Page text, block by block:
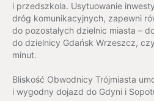
i przedszkola. Usytuowanie
dróg komunikacyjnych, zapewni
do pozostałych dzielnic miasta –
do dzielnicy Gdańsk Wrzeszcz,
minut.
Bliskość Obwodnicy Trójmiasta
i wygodny dojazd do Gdyni i